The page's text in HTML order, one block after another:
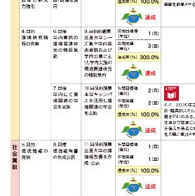
マネジメントシステム
第三者評価
用語解説